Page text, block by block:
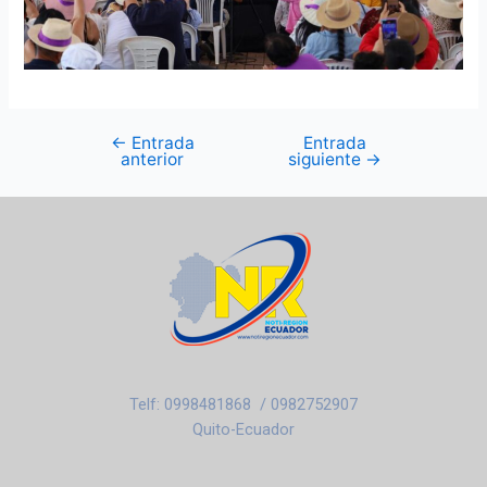
← Entrada
anterior
Entrada
siguiente →
Telf: 0998481868 / 0982752907
Quito-Ecuador